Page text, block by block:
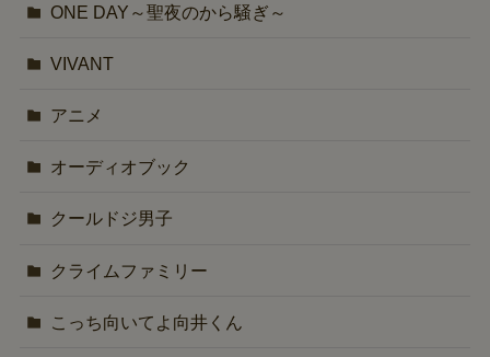
ONE DAY～聖夜のから騒ぎ～
VIVANT
アニメ
オーディオブック
クールドジ男子
クライムファミリー
こっち向いてよ向井くん